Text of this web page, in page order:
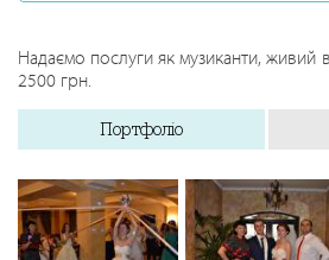
Надаємо послуги як музиканти, живий
2500 грн.
Портфоліо